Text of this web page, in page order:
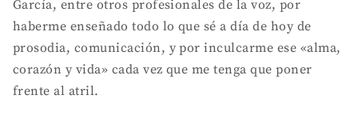
García, entre otros profesionales de la voz, por
haberme enseñado todo lo que sé a día de hoy de
prosodia, comunicación, y por inculcarme ese «alma,
corazón y vida» cada vez que me tenga que poner
frente al atril.